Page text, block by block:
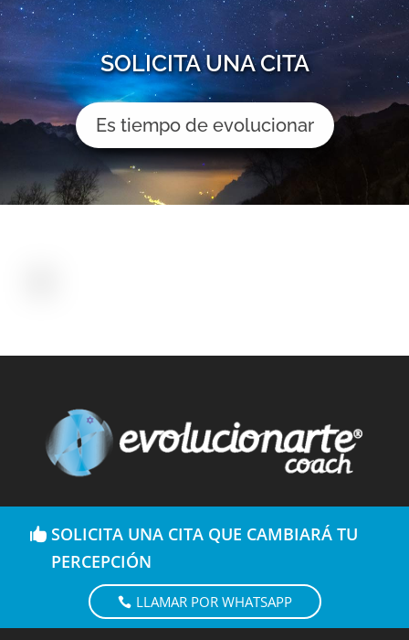
SOLICITA UNA CITA
Es tiempo de evolucionar
SOLICITA UNA CITA QUE CAMBIARÁ TU
PERCEPCIÓN
LLAMAR POR WHATSAPP